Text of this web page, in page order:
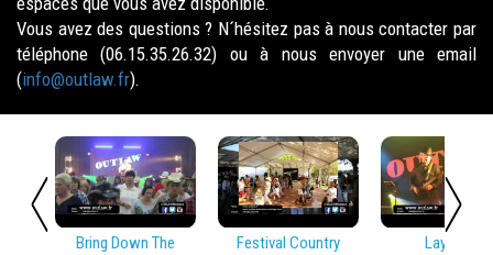
Vous avez des questions ? N´hésitez pas à nous contacter par
téléphone (06.15.35.26.32) ou à nous envoyer une email
(info@outlaw.fr).
Bring Down The
Festival Country
Lay Low